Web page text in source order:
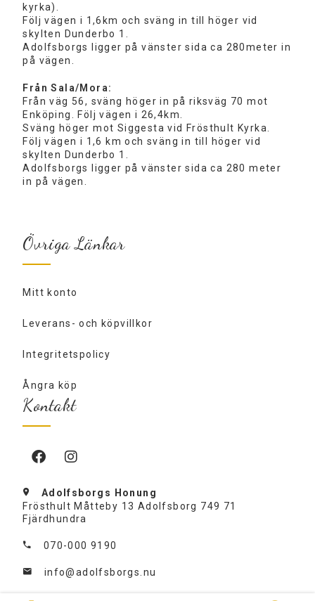
kyrka).
Följ vägen i 1,6km och sväng in till höger vid
skylten Dunderbo 1.
Adolfsborgs ligger på vänster sida ca 280meter in
på vägen.
Från Sala/Mora:
Från väg 56, sväng höger in på riksväg 70 mot
Enköping. Följ vägen i 26,4km.
Sväng höger mot Siggesta vid Frösthult Kyrka.
Följ vägen i 1,6 km och sväng in till höger vid
skylten Dunderbo 1.
Adolfsborgs ligger på vänster sida ca 280 meter
in på vägen.
Övriga Länkar
Mitt konto
Leverans- och köpvillkor
Integritetspolicy
Ångra köp
Kontakt
Adolfsborgs Honung
Frösthult Måtteby 13 Adolfsborg 749 71
Fjärdhundra
070-000 9190
info@adolfsborgs.nu